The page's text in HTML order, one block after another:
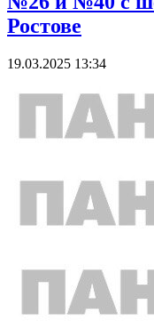
Ростове
19.03.2025 13:34